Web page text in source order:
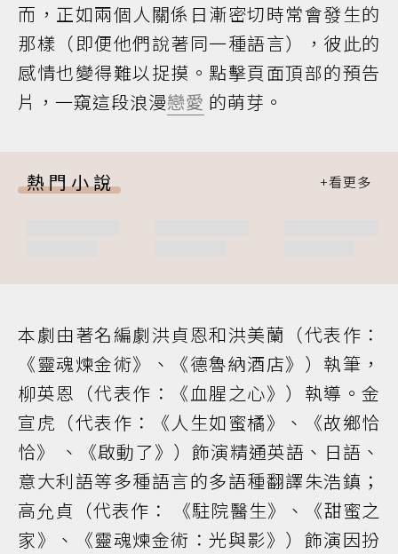
而，正如兩個人關係日漸密切時常會發生的
那樣（即便他們說著同一種語言），彼此的
感情也變得難以捉摸。點擊頁面頂部的預告
片，一窺這段浪漫戀愛 的萌芽。
熱門小說
本劇由著名編劇洪貞恩和洪美蘭（代表作：
《靈魂煉金術》、《德魯納酒店》）執筆，
柳英恩（代表作：《血腥之心》）執導。金
宣虎（代表作：《人生如蜜橘》、《故鄉恰
恰》 、《啟動了》）飾演精通英語、日語、
意大利語等多種語言的多語種翻譯朱浩鎮；
高允貞（代表作： 《駐院醫生》、《甜蜜之
家》、《靈魂煉金術：光與影》）飾演因扮